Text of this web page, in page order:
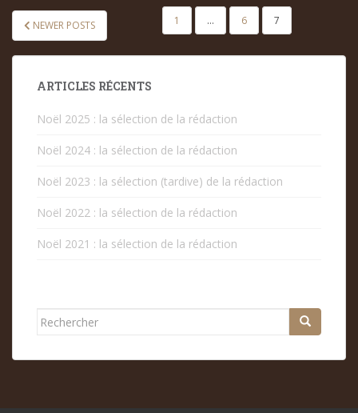
PAGINATION
DES
PUBLICATIONS
NEWER POSTS 1 … 6 7
ARTICLES RÉCENTS
Noël 2025 : la sélection de la rédaction
Noël 2024 : la sélection de la rédaction
Noël 2023 : la sélection (tardive) de la rédaction
Noël 2022 : la sélection de la rédaction
Noël 2021 : la sélection de la rédaction
Rechercher...